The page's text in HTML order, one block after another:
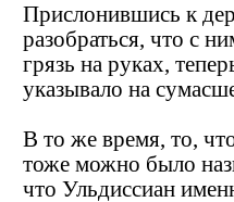
Прислонившись к
разобраться, что с
грязь на руках,
указывало на
В то же время, то,
тоже можно было
что Ульдиссиан